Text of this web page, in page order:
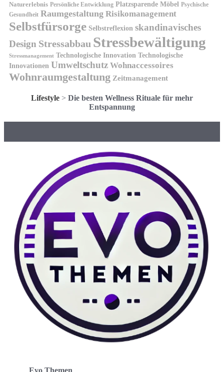
Naturerlebnis Persönliche Entwicklung Platzsparende Möbel Psychische
Gesundheit Raumgestaltung Risikomanagement
Selbstfürsorge Selbstreflexion skandinavisches
Design Stressabbau Stressbewältigung
Stressmanagement Technologische Innovation Technologische
Innovationen Umweltschutz Wohnaccessoires
Wohnraumgestaltung Zeitmanagement
Lifestyle > Die besten Wellness Rituale für mehr
Entspannung
Evo Themen